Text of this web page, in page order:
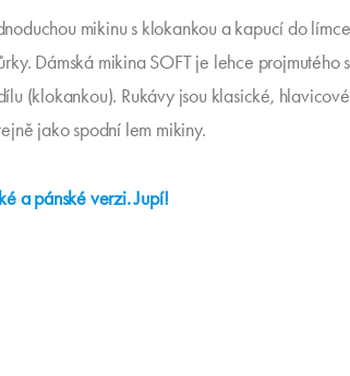
mikinu s klokankou a kapucí do
Dámská mikina SOFT je lehce projmutého
(klokankou). Rukávy jsou klasické,
jako spodní lem mikiny.
a pánské verzi. Jupí!